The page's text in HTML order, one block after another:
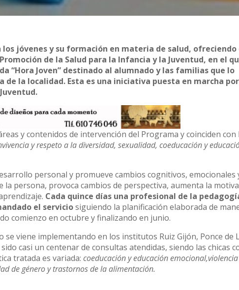
jóvenes y su formación en materia de salud, ofreciendo
de la Salud para la Infancia y la Juventud, en el
“Hora Joven” destinado al alumnado y las familias que lo
de la localidad. Esta es una iniciativa puesta en marcha
y contenidos de intervención del Programa y coinciden con
y respeto a la diversidad, sexualidad, coeducación y
personal y promueve cambios cognitivos, emocionales
la persona, provoca cambios de perspectiva, aumenta la
Cada quince días una profesional de la
el serviciosiguiendo la planificación elaborada de
comienzo en octubre y finalizando en junio.
se viene implementando en los institutos Ruiz Gijón, Ponce de
casi un centenar de consultas atendidas, siendo las chicas
tratada es variada:coeducación y educación
de género y trastornos de la alimentación.